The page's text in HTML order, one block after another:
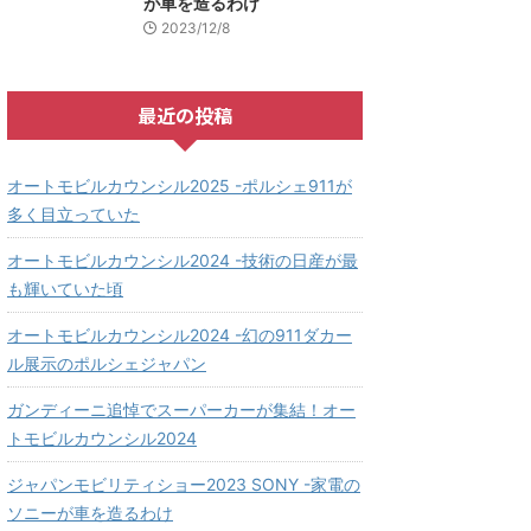
2023/12/8
最近の投稿
オートモビルカウンシル2025 -ポルシェ911が
多く目立っていた
オートモビルカウンシル2024 -技術の日産が最
も輝いていた頃
オートモビルカウンシル2024 -幻の911ダカー
ル展示のポルシェジャパン
ガンディーニ追悼でスーパーカーが集結！オー
トモビルカウンシル2024
ジャパンモビリティショー2023 SONY -家電の
ソニーが車を造るわけ